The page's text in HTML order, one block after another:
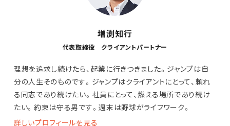
増渕知行
代表取締役 クライアントパートナー
理想を追求し続けたら、起業に行きつきました。ジャンプは自
分の人生そのものです。ジャンプはクライアントにとって、頼れ
る同志であり続けたい。社員にとって、燃える場所であり続け
たい。約束は守る男です。週末は野球がライフワーク。
詳しいプロフィールを見る